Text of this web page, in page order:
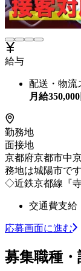
給与
配送・物流
月給350,000
勤務地
面接地
京都府京都市中
務地は城陽市で
◇近鉄京都線『
交通費支給
応募画面に進む
募集職種